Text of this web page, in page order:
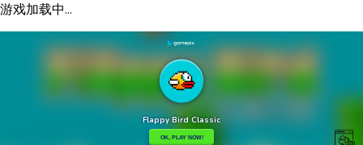
游戏加载中...